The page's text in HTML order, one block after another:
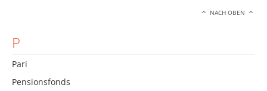
NACH OBEN
P
Pari
Pensionsfonds